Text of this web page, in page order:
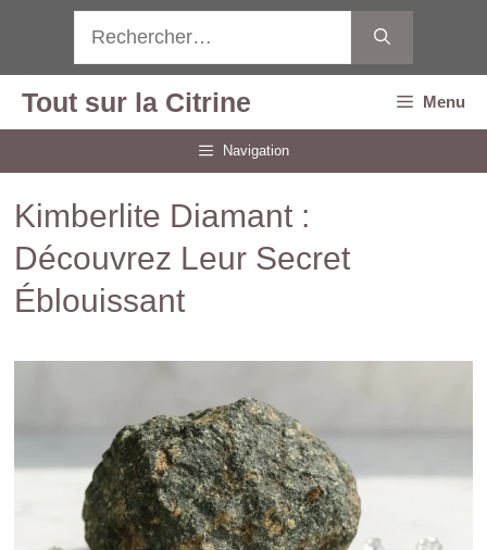
contenu
Tout sur la Citrine Menu
Navigation
Kimberlite Diamant :
Découvrez Leur Secret
Éblouissant